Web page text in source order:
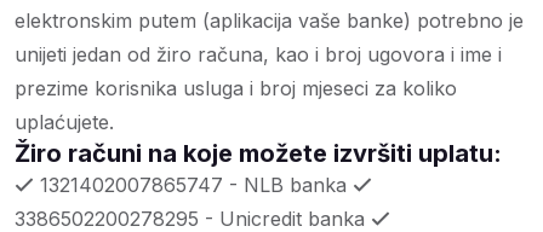
elektronskim putem (aplikacija vaše banke) potrebno je
unijeti jedan od žiro računa, kao i broj ugovora i ime i
prezime korisnika usluga i broj mjeseci za koliko
uplaćujete.
Žiro računi na koje možete izvršiti uplatu:
1321402007865747 - NLB banka
3386502200278295 - Unicredit banka